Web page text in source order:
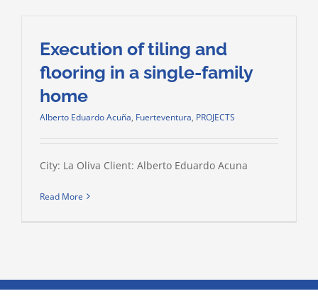
Execution of tiling and
flooring in a single-family
home
Alberto Eduardo Acuña, Fuerteventura, PROJECTS
City: La Oliva Client: Alberto Eduardo Acuna
Read More